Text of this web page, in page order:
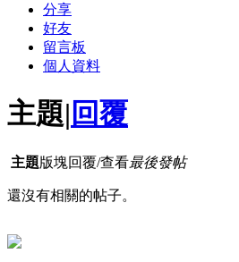
分享
好友
留言板
個人資料
主題| 回覆
主題版塊回覆/查看最後發帖
還沒有相關的帖子。